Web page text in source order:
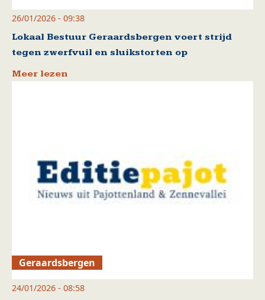
26/01/2026 - 09:38
Lokaal Bestuur Geraardsbergen voert strijd
tegen zwerfvuil en sluikstorten op
Meer lezen
Geraardsbergen
24/01/2026 - 08:58